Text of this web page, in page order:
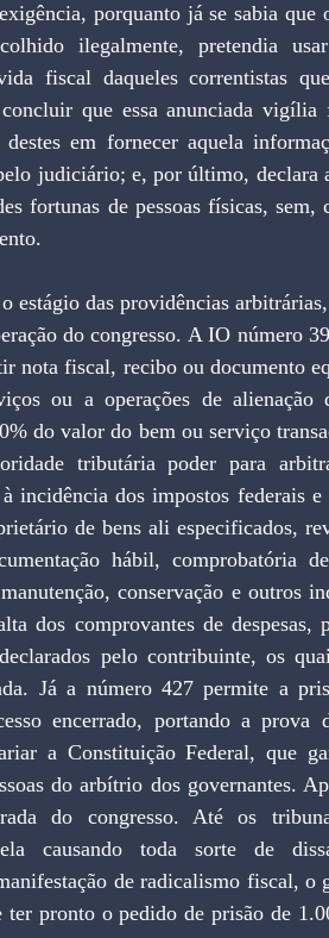
porquanto já se sabia
ilegalmente, pretendia
fiscal daqueles correntistas
que essa anunciada vigília
em fornecer aquela
judiciário; e, por último, declara
fortunas de pessoas físicas,
do congresso. A IO número
nota fiscal, recibo ou documento
ou a operações de
do valor do bem ou serviço
tributária poder para
incidência dos impostos federais
de bens ali especificados,
hábil, comprobatória
conservação e outros
dos comprovantes de despesas,
pelo contribuinte, os
Já a número 427 permite a
encerrado, portando a
a Constituição Federal, que
do arbítrio dos governantes.
do congresso. Até os
causando toda sorte de
de radicalismo fiscal,
ter pronto o pedido de prisão de